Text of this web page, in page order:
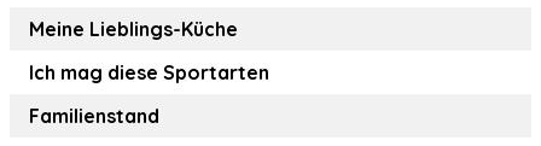
Meine Lieblings-Küche
Ich mag diese Sportarten
Familienstand